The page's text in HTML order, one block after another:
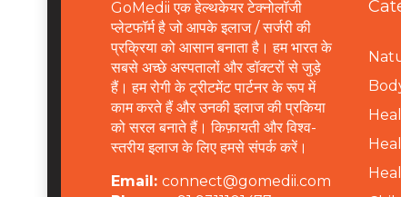
GoMedii एक हेल्थकेयर टेक्नोलॉजी
प्लेटफॉर्म है जो आपके इलाज / सर्जरी की
प्रक्रिया को आसान बनाता है। हम भारत के
सबसे अच्छे अस्पतालों और डॉक्टरों से जुड़े
हैं। हम रोगी के ट्रीटमेंट पार्टनर के रूप में
काम करते हैं और उनकी इलाज की प्रकिया
को सरल बनाते हैं। किफ़ायती और विश्व-
स्तरीय इलाज के लिए हमसे संपर्क करें।
Email: connect@gomedii.com
B